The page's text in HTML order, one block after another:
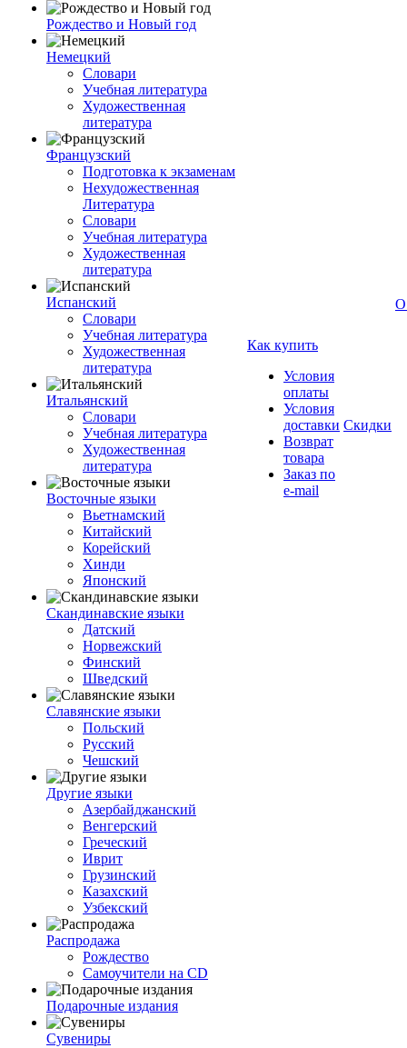
Рождество и Новый год
Немецкий
Словари
Учебная литература
Художественная
литература
Французский
Подготовка к экзаменам
Нехудожественная
Литература
Словари
Учебная литература
Художественная
литература
Испанский
Словари
Учебная литература
Художественная
литература
Итальянский
Словари
Учебная литература
Художественная
литература
Восточные языки
Вьетнамский
Китайский
Корейский
Хинди
Японский
Скандинавские языки
Датский
Норвежский
Финский
Шведский
Славянские языки
Польский
Русский
Чешский
Другие языки
Азербайджанский
Венгерский
Греческий
Иврит
Грузинский
Казахский
Узбекский
Распродажа
Рождество
Самоучители на CD
Подарочные издания
Сувениры
Как купить
Условия
оплаты
Условия
доставки
Возврат
товара
Заказ по
e-mail
Скидки
О